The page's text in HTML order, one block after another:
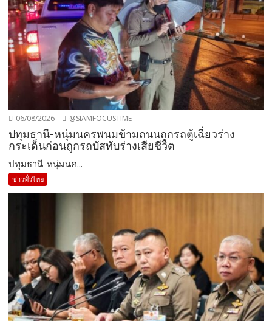
06/08/2026 @SIAMFOCUSTIME
ปทุมธานี-หนุ่มนครพนมข้ามถนนถูกรถตู้เฉี่ยวร่าง
กระเด็นก่อนถูกรถบัสทับร่างเสียชีวิต
ปทุมธานี-หนุ่มนค...
ข่าวทั่วไทย